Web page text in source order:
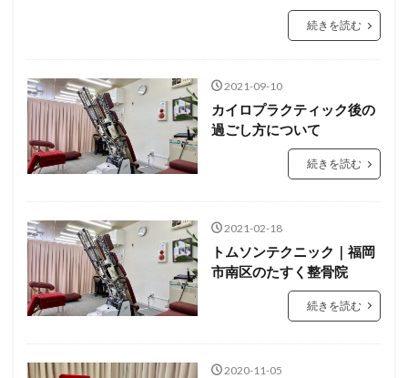
続きを読む
2021-09-10
カイロプラクティック後の
過ごし方について
続きを読む
2021-02-18
トムソンテクニック｜福岡
市南区のたすく整骨院
続きを読む
2020-11-05